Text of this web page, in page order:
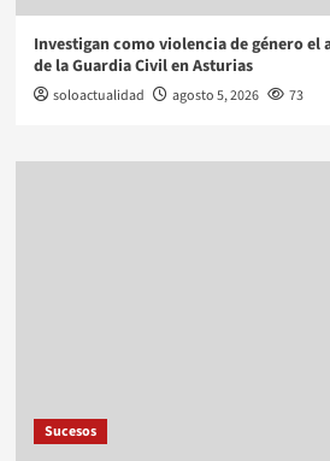
Investigan como violencia de género el
de la Guardia Civil en Asturias
soloactualidad agosto 5, 2026 73
Sucesos